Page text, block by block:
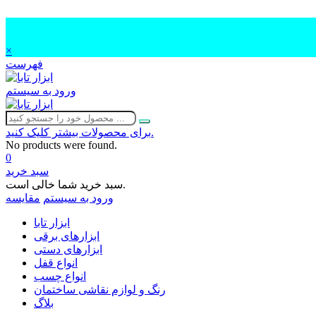
×
فهرست
ورود به سیستم
برای محصولات بیشتر کلیک کنید.
No products were found.
0
سبد خرید
سبد خرید شما خالی است.
ورود به سیستم مقایسه
ابزار تابا
ابزارهای برقی
ابزارهای دستی
انواع قفل
انواع چسب
رنگ و لوازم نقاشی ساختمان
بلاگ